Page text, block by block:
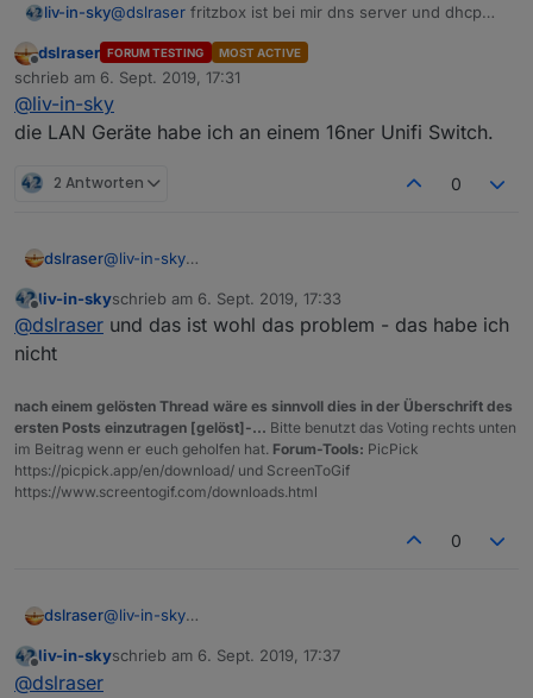
liv-in-sky@dslraser fritzbox ist bei mir dns server und dhcp
wenn überhaupt möglich
meine lan geräte sind ja nicht im controller verfügbar
:-(
Offline
dslraser FORUM TESTING MOST ACTIVE
schrieb am 6. Sept. 2019, 17:31
zuletzt editiert von
@liv-in-sky
die LAN Geräte habe ich an einem 16ner Unifi Switch.
2 Antworten 0
dslraser@liv-in-sky
Offline
liv-in-skyschrieb am 6. Sept. 2019, 17:33
zuletzt editiert von
@dslraser und das ist wohl das problem - das habe ich
nicht
nach einem gelösten Thread wäre es sinnvoll dies in der Überschrift des
ersten Posts einzutragen [gelöst]-... Bitte benutzt das Voting rechts unten
im Beitrag wenn er euch geholfen hat. Forum-Tools: PicPick
https://picpick.app/en/download/ und ScreenToGif
https://www.screentogif.com/downloads.html
0
dslraser@liv-in-sky
Offline
liv-in-skyschrieb am 6. Sept. 2019, 17:37
zuletzt editiert von
@dslraser